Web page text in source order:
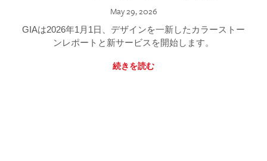
May 29, 2026
GIAは2026年1月1日、デザインを一新したカラーストー
ンレポートと新サービスを開始します。
続きを読む